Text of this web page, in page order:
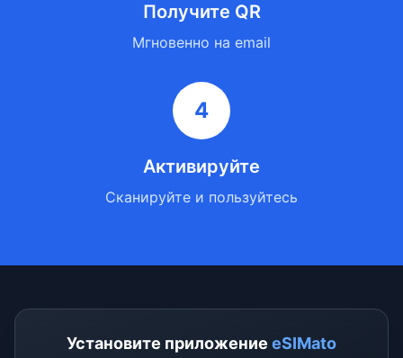
Получите QR
Мгновенно на email
4
Активируйте
Сканируйте и пользуйтесь
Установите приложение eSIMato